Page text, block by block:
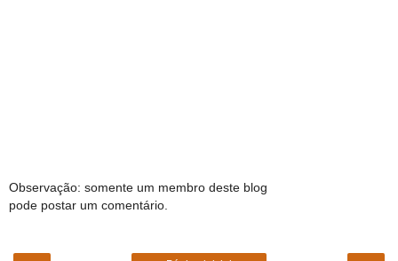
Observação: somente um membro deste blog
pode postar um comentário.